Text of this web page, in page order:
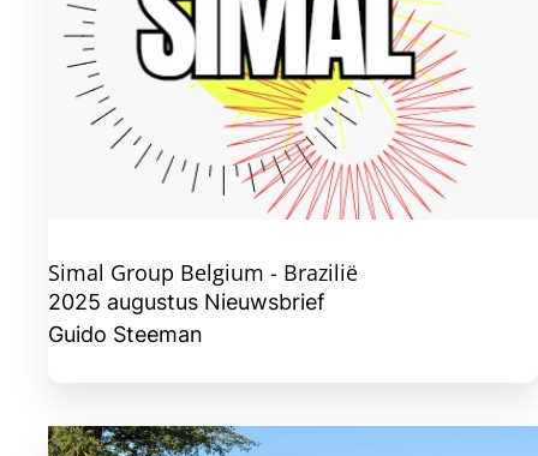
Simal Group Belgium - Brazilië
2025 augustus Nieuwsbrief
Guido Steeman